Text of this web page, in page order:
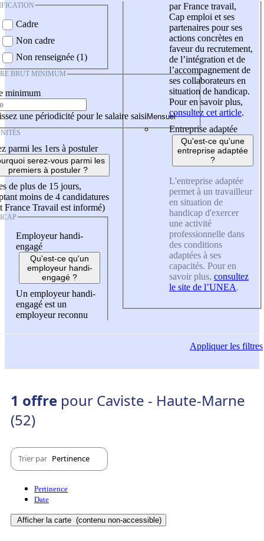
Cadre
Non cadre
Non renseignée (1)
BRUT MINIMUM
minimum
une périodicité pour le salaire saisi
parmi les 1ers à postuler
serez-vous parmi les
premiers à postuler ?
de plus de 15 jours,
moins de 4 candidatures
France Travail est informé)
Employeur handi-
engagé
Qu'est-ce qu'un
employeur handi-
engagé ?
Un employeur handi-
engagé est un
employeur reconnu
par France travail,
Cap emploi et ses
partenaires pour ses
actions concrètes en
faveur du recrutement,
de l’intégration et de
l’accompagnement de
ses collaborateurs en
situation de handicap.
Pour en savoir plus,
consultez cet article.
Entreprise adaptée
Qu'est-ce qu'une
entreprise adaptée
?
L'entreprise adaptée
permet à un travailleur
en situation de
handicap d'exercer
une activité
professionnelle dans
des conditions
adaptées à ses
capacités. Pour en
savoir plus, consultez
le site de l’UNEA.
Appliquerles filtres
1 offre pour Caviste - Haute-Marne
(52)
Trier par Pertinence
Pertinence
Date
Afficher la carte (contenu non-accessible)